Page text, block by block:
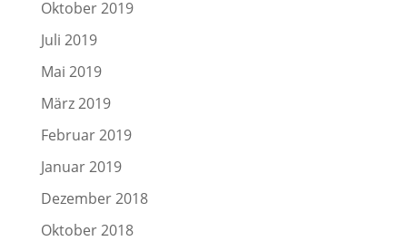
Oktober 2019
Juli 2019
Mai 2019
März 2019
Februar 2019
Januar 2019
Dezember 2018
Oktober 2018